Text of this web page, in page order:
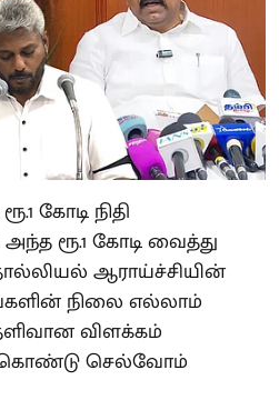
கோடி நிதி
அந்த ரூ.1 கோடி வைத்து
ஆராய்ச்சியின்
நிலை எல்லாம்
விளக்கம்
கொண்டு செல்வோம்